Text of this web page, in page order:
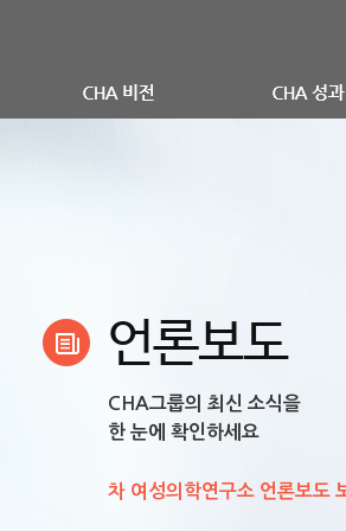
언론보도
CHA그룹의 최신 소식을
한 눈에 확인하세요
차 여성의학연구소 언론보도